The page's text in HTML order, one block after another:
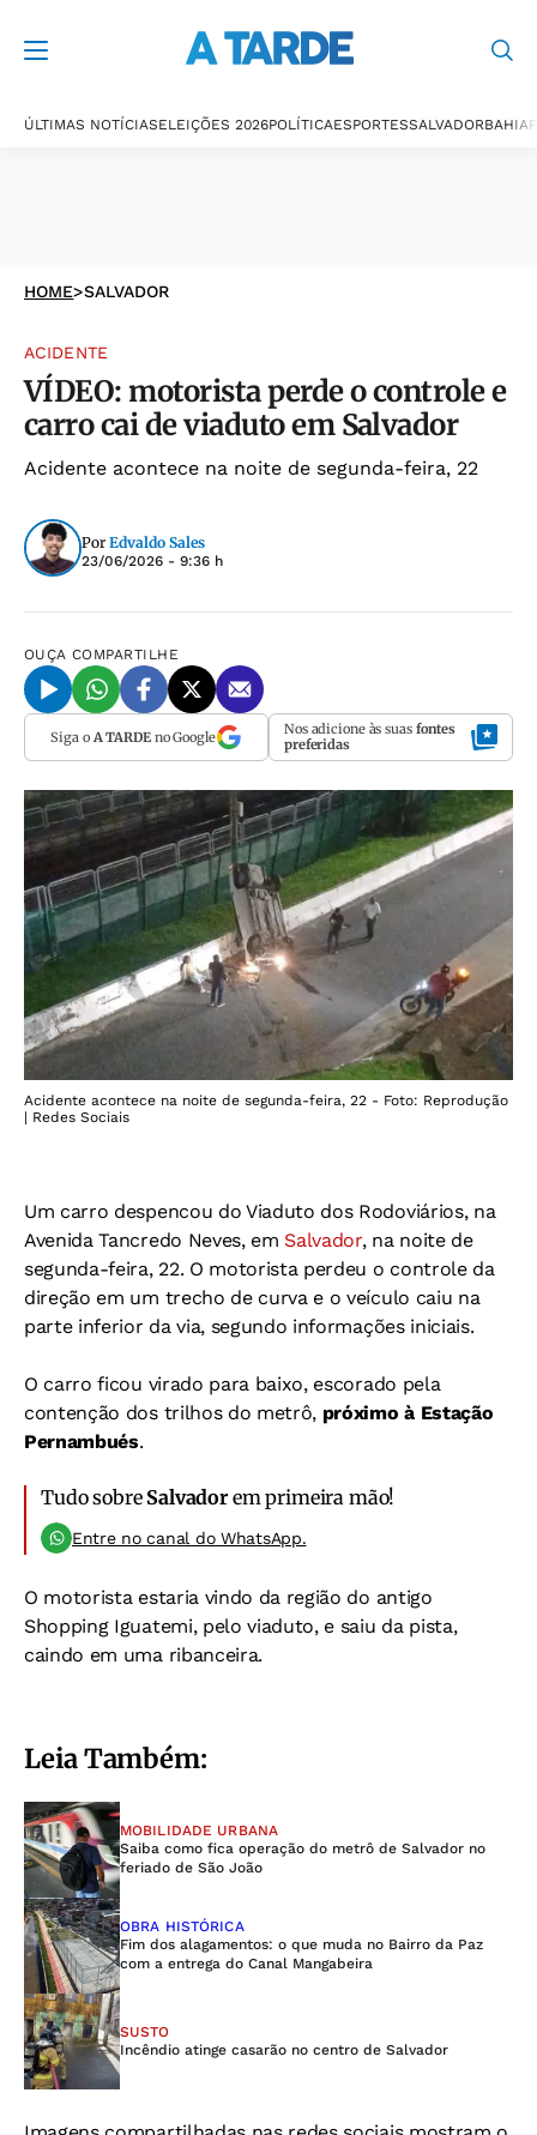
ÚLTIMAS NOTÍCIASELEIÇÕES 2026POLÍTICAESPORTESSALVADORBAHIA
HOME>SALVADOR
ACIDENTE
VÍDEO: motorista perde o controle e
carro cai de viaduto em Salvador
Acidente acontece na noite de segunda-feira, 22
Por Edvaldo Sales
23/06/2026 - 9:36 h
OUÇA COMPARTILHE
Siga o A TARDEno Google Nos adicione às suas fontes
preferidas
Acidente acontece na noite de segunda-feira, 22 - Foto: Reprodução
| Redes Sociais
Um carro despencou do Viaduto dos Rodoviários, na
Avenida Tancredo Neves, em Salvador, na noite de
segunda-feira, 22. O motorista perdeu o controle da
direção em um trecho de curva e o veículo caiu na
parte inferior da via, segundo informações iniciais.
O carro ficou virado para baixo, escorado pela
contenção dos trilhos do metrô, próximo à Estação
Pernambués.
Tudo sobre Salvadorem primeira mão!
Entre no canal do WhatsApp.
O motorista estaria vindo da região do antigo
Shopping Iguatemi, pelo viaduto, e saiu da pista,
caindo em uma ribanceira.
Leia Também:
MOBILIDADE URBANA
Saiba como fica operação do metrô de Salvador no
feriado de São João
OBRA HISTÓRICA
Fim dos alagamentos: o que muda no Bairro da Paz
com a entrega do Canal Mangabeira
SUSTO
Incêndio atinge casarão no centro de Salvador